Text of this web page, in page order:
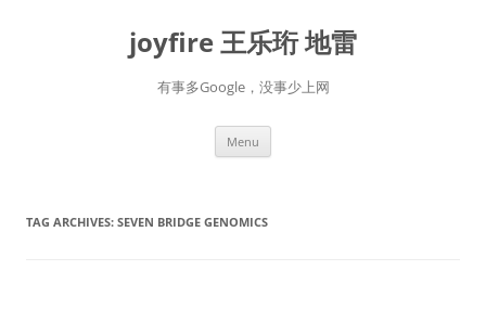
joyfire 王乐珩 地雷
有事多Google，没事少上网
Menu
TAG ARCHIVES: SEVEN BRIDGE GENOMICS